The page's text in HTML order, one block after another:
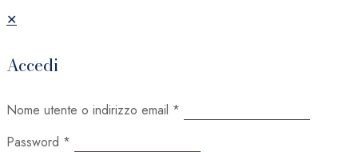
✕
Accedi
Nome utente o indirizzo email *
Password *